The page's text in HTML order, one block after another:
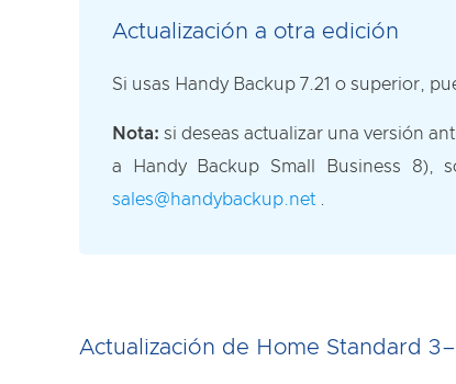
Actualización a otra edición
Si usas Handy Backup 7.21 o superior,
Nota: si deseas actualizar una versión
a Handy Backup Small Business 8),
sales@handybackup.net
Actualización de Home Standard